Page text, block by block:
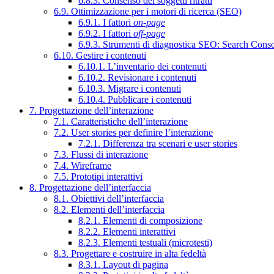
6.9. Ottimizzazione per i motori di ricerca (SEO)
6.9.1. I fattori on-page
6.9.2. I fattori off-page
6.9.3. Strumenti di diagnostica SEO: Search
6.10. Gestire i contenuti
6.10.1. L’inventario dei contenuti
6.10.2. Revisionare i contenuti
6.10.3. Migrare i contenuti
6.10.4. Pubblicare i contenuti
7. Progettazione dell’interazione
7.1. Caratteristiche dell’interazione
7.2. User stories per definire l’interazione
7.2.1. Differenza tra scenari e user stories
7.3. Flussi di interazione
7.4. Wireframe
7.5. Prototipi interattivi
8. Progettazione dell’interfaccia
8.1. Obiettivi dell’interfaccia
8.2. Elementi dell’interfaccia
8.2.1. Elementi di composizione
8.2.2. Elementi interattivi
8.2.3. Elementi testuali (microtesti)
8.3. Progettare e costruire in alta fedeltà
8.3.1. Layout di pagina